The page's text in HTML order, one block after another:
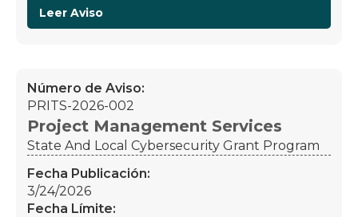
Leer Aviso
Número de Aviso:
PRITS-2026-002
Project Management Services
State And Local Cybersecurity Grant Program
Fecha Publicación:
3/24/2026
Fecha Límite: